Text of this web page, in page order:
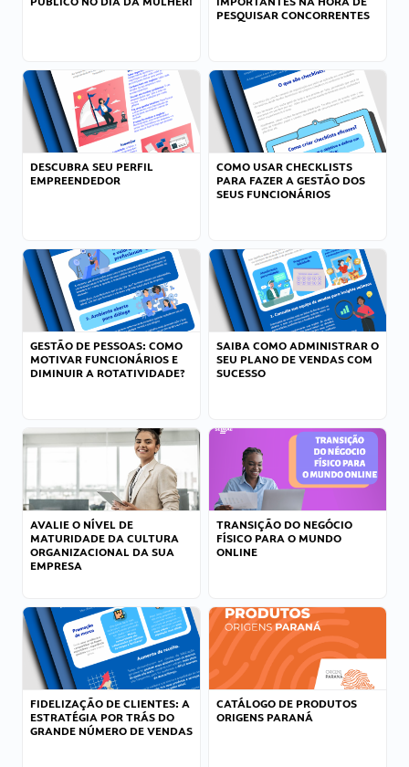
PESQUISAR CONCORRENTES
DESCUBRA SEU PERFIL
EMPREENDEDOR
COMO USAR CHECKLISTS
PARA FAZER A GESTÃO DOS
SEUS FUNCIONÁRIOS
GESTÃO DE PESSOAS: COMO
MOTIVAR FUNCIONÁRIOS E
DIMINUIR A ROTATIVIDADE?
SAIBA COMO ADMINISTRAR O
SEU PLANO DE VENDAS COM
SUCESSO
AVALIE O NÍVEL DE
MATURIDADE DA CULTURA
ORGANIZACIONAL DA SUA
EMPRESA
TRANSIÇÃO DO NEGÓCIO
FÍSICO PARA O MUNDO
ONLINE
FIDELIZAÇÃO DE CLIENTES: A
ESTRATÉGIA POR TRÁS DO
GRANDE NÚMERO DE VENDAS
CATÁLOGO DE PRODUTOS
ORIGENS PARANÁ